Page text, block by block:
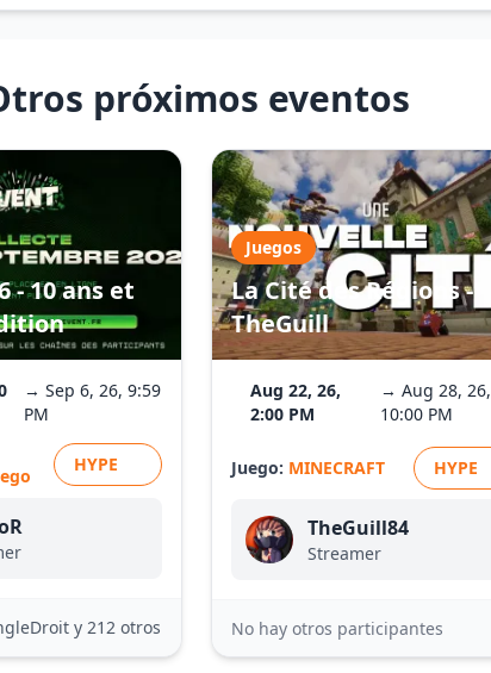
próximos eventos
- 10 ans et
→ Sep 6, 26, 9:59
PM
HYPE
y 212 otros
Juegos
La Cité des Régions -
TheGuill
Aug 22, 26,
2:00 PM
→ Aug 28, 26,
10:00 PM
Juego: MINECRAFT HYPE
TheGuill84
Streamer
No hay otros participantes